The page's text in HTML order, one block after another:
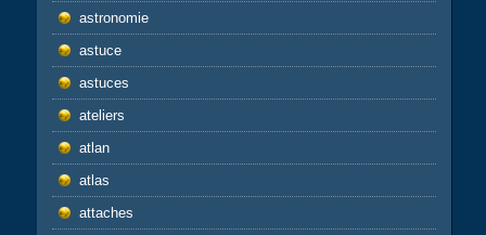
astronomie
astuce
astuces
ateliers
atlan
atlas
attaches